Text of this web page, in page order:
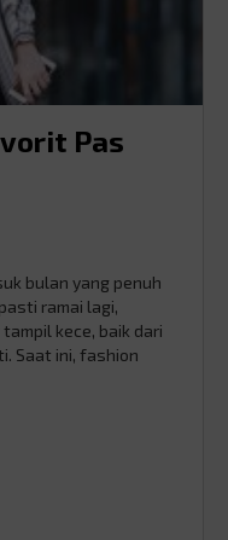
Pas
bulan yang penuh
ramai lagi,
kece, baik dari
Saat ini, fashion